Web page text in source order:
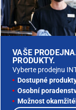
VAŠE
PRODUKTY.
Vyberte prodejnu
Dostupné
Osobní
Možnost